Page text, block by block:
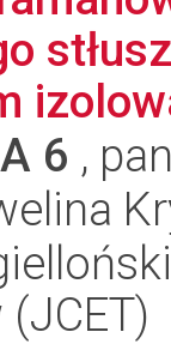
6 ,